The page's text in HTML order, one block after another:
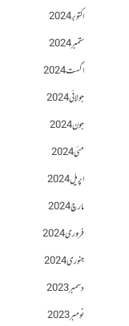
اکتوبر 2024
ستمبر 2024
اگست 2024
جولائی 2024
جون 2024
مئی 2024
اپریل 2024
مارچ 2024
فروری 2024
جنوری 2024
دسمبر 2023
نومبر 2023